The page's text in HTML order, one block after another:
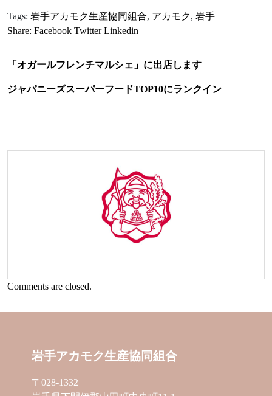
Tags: 岩手アカモク生産協同組合, アカモク, 岩手
Share: Facebook Twitter Linkedin
「オガールフレンチマルシェ」に出店します
ジャパニーズスーパーフードTOP10にランクイン
Comments are closed.
岩手アカモク生産協同組合
〒028-1332